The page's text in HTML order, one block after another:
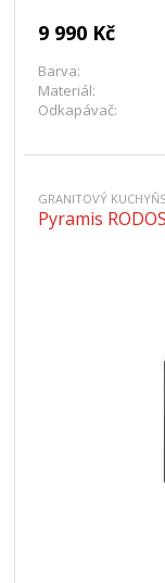
9 990 Kč
Barva:
Materiál:
Odkapávač:
GRANITOVÝ
Pyramis